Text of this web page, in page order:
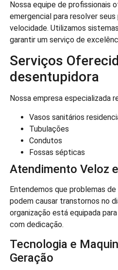
Nossa equipe de profissionais
emergencial para resolver
velocidade. Utilizamos
garantir um serviço de
Serviços
desentupidora
Nossa empresa especializada
Vasos sanitários
Tubulações
Condutos
Fossas sépticas
Atendimento Veloz
Entendemos que problemas
podem causar transtornos no
organização está equipada
com dedicação.
Tecnologia e
Geração